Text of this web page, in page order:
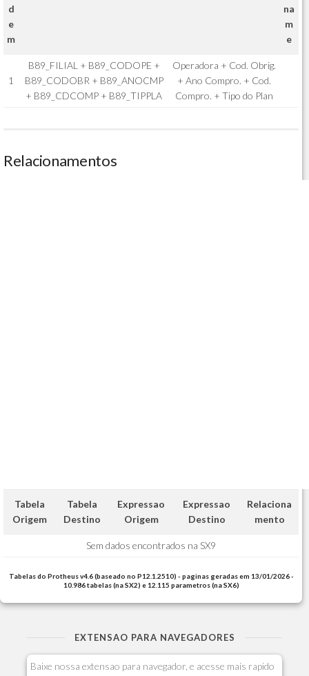
d
e
m
na
m
e
1
B89_FILIAL + B89_CODOPE +
B89_CODOBR + B89_ANOCMP
+ B89_CDCOMP + B89_TIPPLA
Operadora + Cod. Obrig.
+ Ano Compro. + Cod.
Compro. + Tipo do Plan
Relacionamentos
Tabela
Origem
Tabela
Destino
Expressao
Origem
Expressao
Destino
Relaciona
mento
Sem dados encontrados na SX9
Tabelas do Protheus v4.6 (baseado no P12.1.2510) - paginas geradas em 13/01/2026 -
10.986 tabelas (na SX2) e 12.115 parametros (na SX6)
EXTENSAO PARA NAVEGADORES
Baixe nossa extensao para navegador, e acesse mais rapido